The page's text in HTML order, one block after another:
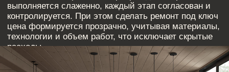
КАК КОМПЛЕКСНЫЙ
ПОДХОД ПОВЫШАЕТ
КАЧЕСТВО РЕМОНТА